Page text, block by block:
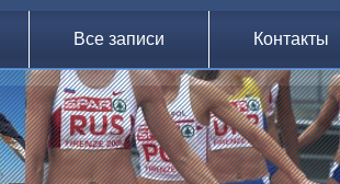
Все записи Контакты